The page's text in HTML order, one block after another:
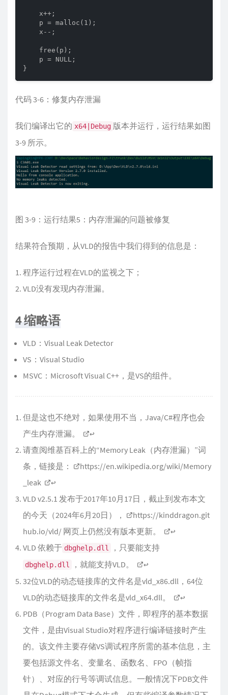
    x++;
    p = malloc(1);
    x--;
    free(p);
    p = NULL;
}
代码 3-6：修复内存泄漏
我们编译出它的 x64|Debug 版本并运行，运行结果如图
3-9 所示。
图 3-9：运行结果5：内存泄漏的问题被修复
结果符合预期，从VLD的报告中我们得到的信息是：
程序运行过程在VLD的监视之下；
VLD没有发现内存泄漏。
4 缩略语
VLD：Visual Leak Detector
VS：Visual Studio
MSVC：Microsoft Visual C++，是VS的组件。
但是这也不绝对，如果使用不当，Java/C#程序也会
产生内存泄漏。
↩︎
请查阅维基百科上的“Memory Leak（内存泄漏）”词
条，链接是：
https://en.wikipedia.org/wiki/Memory
_leak
↩︎
VLD v2.5.1 发布于2017年10月17日，截止到发布本文
的今天（2024年6月20日），
https://kinddragon.git
hub.io/vld/ 网页上仍然没有版本更新。
↩︎
VLD 依赖于 dbghelp.dll ，只要能支持
dbghelp.dll ，就能支持VLD。
↩︎
32位VLD的动态链接库的文件名是vld_x86.dll，64位
VLD的动态链接库的文件名是vld_x64.dll。
↩︎
PDB（Program Data Base）文件，即程序的基本数据
文件，是由Visual Studio对程序进行编译链接时产生
的。该文件主要存储VS调试程序所需的基本信息，主
要包括源文件名、变量名、函数名、FPO（帧指
针）、对应的行号等调试信息。一般情况下PDB文件